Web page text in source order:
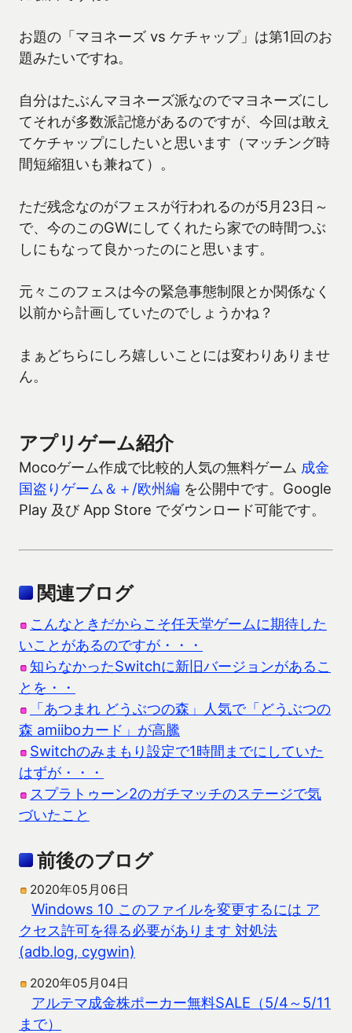
お題の「マヨネーズ vs ケチャップ」は第1回のお
題みたいですね。
自分はたぶんマヨネーズ派なのでマヨネーズにし
てそれが多数派記憶があるのですが、今回は敢え
てケチャップにしたいと思います（マッチング時
間短縮狙いも兼ねて）。
ただ残念なのがフェスが行われるのが5月23日～
で、今のこのGWにしてくれたら家での時間つぶ
しにもなって良かったのにと思います。
元々このフェスは今の緊急事態制限とか関係なく
以前から計画していたのでしょうかね？
まぁどちらにしろ嬉しいことには変わりありませ
ん。
アプリゲーム紹介
Mocoゲーム作成で比較的人気の無料ゲーム 成金
国盗りゲーム＆＋/欧州編 を公開中です。Google
Play 及び App Store でダウンロード可能です。
関連ブログ
こんなときだからこそ任天堂ゲームに期待した
いことがあるのですが・・・
知らなかったSwitchに新旧バージョンがあるこ
とを・・
「あつまれ どうぶつの森」人気で「どうぶつの
森 amiiboカード」が高騰
Switchのみまもり設定で1時間までにしていた
はずが・・・
スプラトゥーン2のガチマッチのステージで気
づいたこと
前後のブログ
2020年05月06日
Windows 10 このファイルを変更するには ア
クセス許可を得る必要があります 対処法
(adb.log, cygwin)
2020年05月04日
アルテマ成金株ポーカー無料SALE（5/4～5/11
まで）